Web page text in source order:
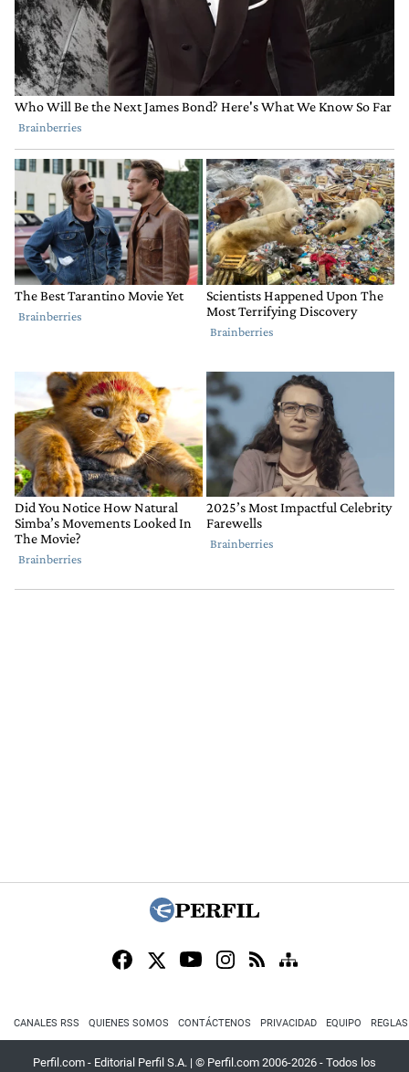
CANALES RSS QUIENES SOMOS CONTÁCTENOS PRIVACIDAD EQUIPO
Perfil.com - Editorial Perfil S.A. | © Perfil.com 2006-2026 - Todos los